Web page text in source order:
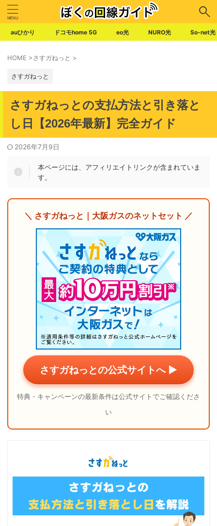
auひかり ドコモhome 5G eo光 NURO光 So-net光
HOME >さすガねっと >
さすガねっと
さすガねっとの支払方法と引き落と
し日【2026年最新】完全ガイド
2026年7月9日
本ページには、アフィリエイトリンクが含まれていま
す。
＼ さすガねっと｜大阪ガスのネットセット ／
さすガねっとの公式サイトへ ▶
特典・キャンペーンの最新条件は公式サイトでご確認くださ
い